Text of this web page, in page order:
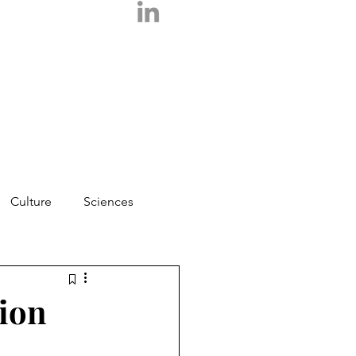
Culture Sciences
Photos Essais
Logos